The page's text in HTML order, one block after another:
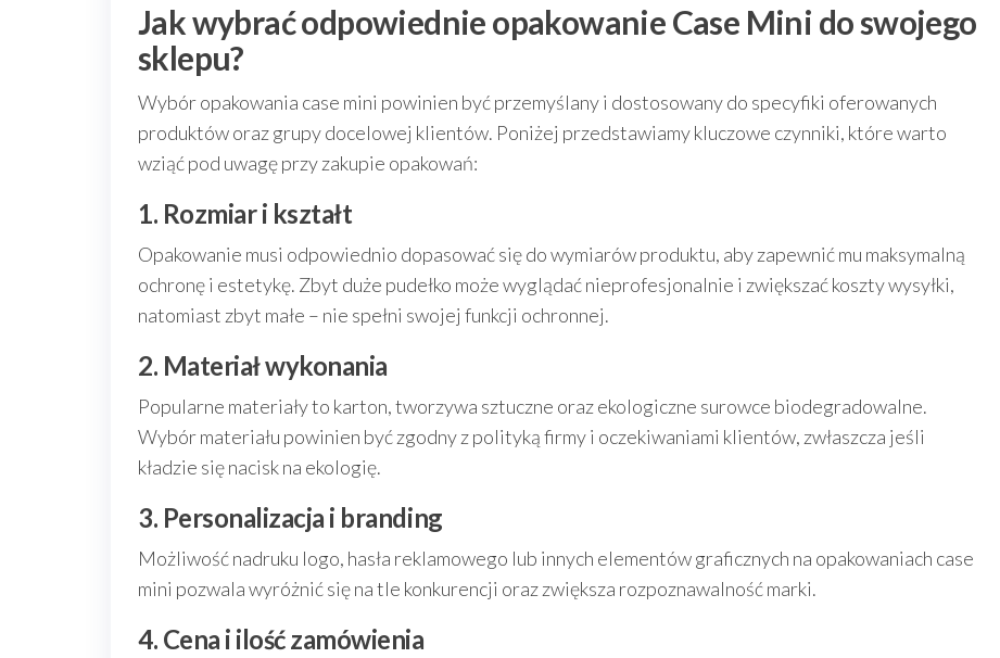
Jak wybrać odpowiednie opakowanie Case Mini do swojego
sklepu?
Wybór opakowania case mini powinien być przemyślany i dostosowany do specyfiki oferowanych
produktów oraz grupy docelowej klientów. Poniżej przedstawiamy kluczowe czynniki, które warto
wziąć pod uwagę przy zakupie opakowań:
1. Rozmiar i kształt
Opakowanie musi odpowiednio dopasować się do wymiarów produktu, aby zapewnić mu maksymalną
ochronę i estetykę. Zbyt duże pudełko może wyglądać nieprofesjonalnie i zwiększać koszty wysyłki,
natomiast zbyt małe – nie spełni swojej funkcji ochronnej.
2. Materiał wykonania
Popularne materiały to karton, tworzywa sztuczne oraz ekologiczne surowce biodegradowalne.
Wybór materiału powinien być zgodny z polityką firmy i oczekiwaniami klientów, zwłaszcza jeśli
kładzie się nacisk na ekologię.
3. Personalizacja i branding
Możliwość nadruku logo, hasła reklamowego lub innych elementów graficznych na opakowaniach case
mini pozwala wyróżnić się na tle konkurencji oraz zwiększa rozpoznawalność marki.
4. Cena i ilość zamówienia